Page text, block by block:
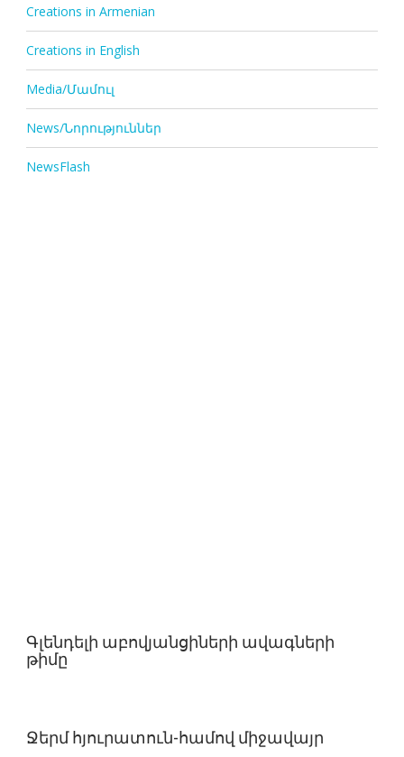
Creations in Armenian
Creations in English
Media/Մամուլ
News/Նորություններ
NewsFlash
Գլենդելի աբովյանցիների ավագների
թիմը
Ջերմ հյուրատուն-համով միջավայր